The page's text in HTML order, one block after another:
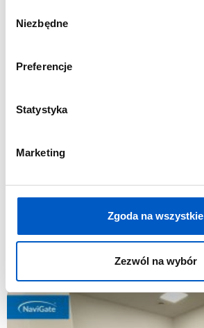
Niezbędne
Preferencje
Statystyka
Marketing
Zgoda na wszystkie
Zezwól na wybór